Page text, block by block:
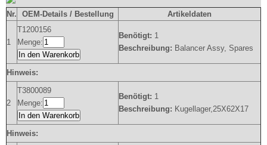
Nr. OEM-Details / Bestellung Artikeldaten
1
T1200156
Menge:
In den Warenkorb
Benötigt: 1
Beschreibung: Balancer Assy, Spares
Hinweis:
2
T3800089
Menge:
In den Warenkorb
Benötigt: 1
Beschreibung: Kugellager,25X62X17
Hinweis: